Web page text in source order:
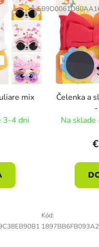
i
e
p
r
o
d
u
k
t
mix
3-4 dni
Čelenka a
Na
Kód: